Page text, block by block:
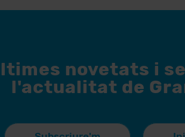
novetats i
l'actualitat de